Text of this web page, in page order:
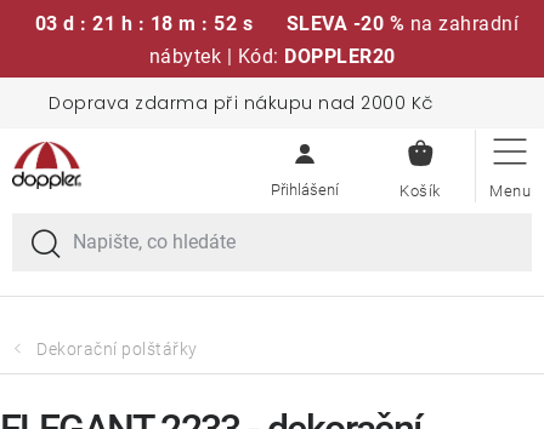
03 d : 21 h : 18 m : 52 s SLEVA -20 % na zahradní
nábytek | Kód: DOPPLER20
obsah
Doprava zdarma při nákupu nad 2000 Kč
KOŠÍK
Sedací soupravy
Slunečníky
Křesla a židle
Dekorační polštářky